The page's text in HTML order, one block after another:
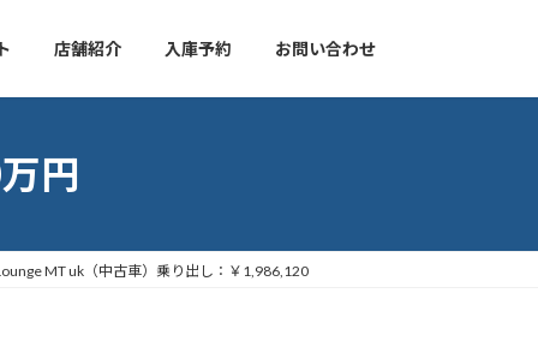
店舗紹介 入庫予約 お問い合わせ
円
MT uk（中古車）乗り出し：￥1,986,120